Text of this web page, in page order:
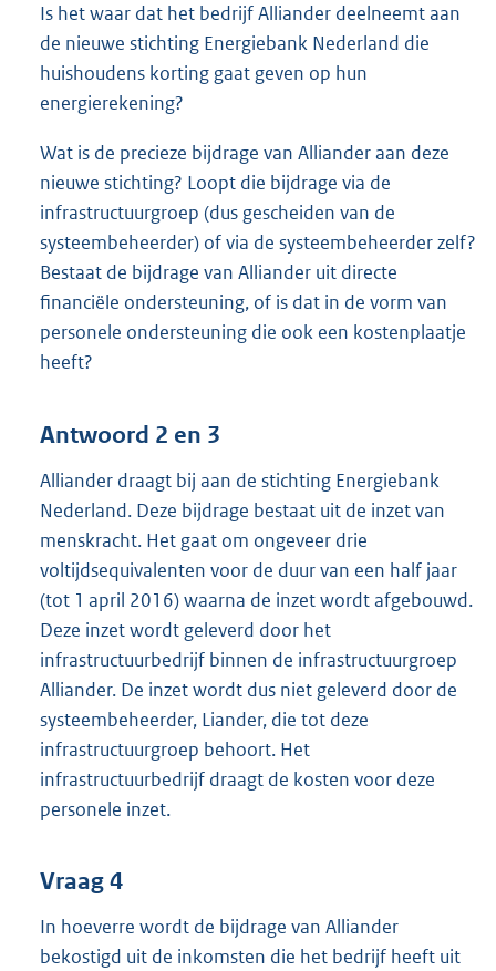
Is het waar dat het bedrijf Alliander deelneemt aan
de nieuwe stichting Energiebank Nederland die
huishoudens korting gaat geven op hun
energierekening?
Wat is de precieze bijdrage van Alliander aan deze
nieuwe stichting? Loopt die bijdrage via de
infrastructuurgroep (dus gescheiden van de
systeembeheerder) of via de systeembeheerder zelf?
Bestaat de bijdrage van Alliander uit directe
financiële ondersteuning, of is dat in de vorm van
personele ondersteuning die ook een kostenplaatje
heeft?
Antwoord 2 en 3
Alliander draagt bij aan de stichting Energiebank
Nederland. Deze bijdrage bestaat uit de inzet van
menskracht. Het gaat om ongeveer drie
voltijdsequivalenten voor de duur van een half jaar
(tot 1 april 2016) waarna de inzet wordt afgebouwd.
Deze inzet wordt geleverd door het
infrastructuurbedrijf binnen de infrastructuurgroep
Alliander. De inzet wordt dus niet geleverd door de
systeembeheerder, Liander, die tot deze
infrastructuurgroep behoort. Het
infrastructuurbedrijf draagt de kosten voor deze
personele inzet.
Vraag 4
In hoeverre wordt de bijdrage van Alliander
bekostigd uit de inkomsten die het bedrijf heeft uit